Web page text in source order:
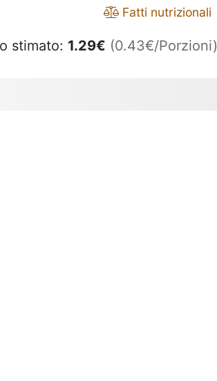
Fatti nutrizionali
stimato: 1.29€ (0.43€/Porzioni)